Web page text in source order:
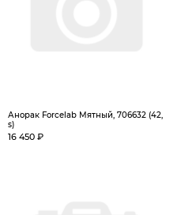
Анорак Forcelab Мятный, 706632 (42,
s)
16 450 ₽